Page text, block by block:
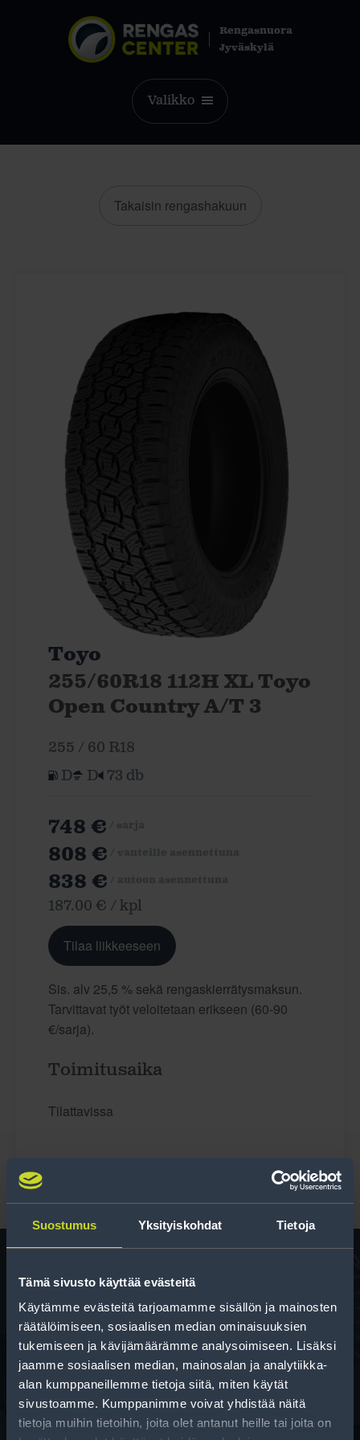
Suostumus Yksityiskohdat Tietoja
Tämä sivusto käyttää evästeitä
Käytämme evästeitä tarjoamamme sisällön ja mainosten
räätälöimiseen, sosiaalisen median ominaisuuksien
tukemiseen ja kävijämäärämme analysoimiseen. Lisäksi
jaamme sosiaalisen median, mainosalan ja analytiikka-
alan kumppaneillemme tietoja siitä, miten käytät
sivustoamme. Kumppanimme voivat yhdistää näitä
tietoja muihin tietoihin, joita olet antanut heille tai joita on
Rengasnuora
Jyväskylä
Valikko
Takaisin rengashakuun
Toyo
255/60R18 112H XL Toyo
Open Country A/T 3
255 / 60 R18
D
D 73 db
748 €
808 €
838 €
187.00 € / kpl
Tilaa liikkeeseen
Sis. alv 25,5 % sekä rengaskierrätysmaksun.
Tarvittavat työt veloitetaan erikseen (60-90
€/sarja).
Toimitusaika
Tilattavissa
Rengas­laskuri
Auttaa sinua valitsemaan oikean kokoisen renkaan,
kun vaihdat rengaskokoa.